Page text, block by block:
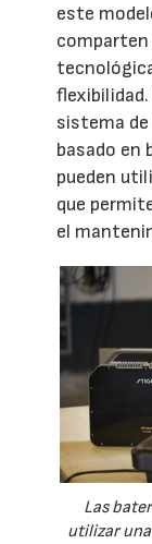
este
sistema
basado en
pueden
que
el
Las
utilizar